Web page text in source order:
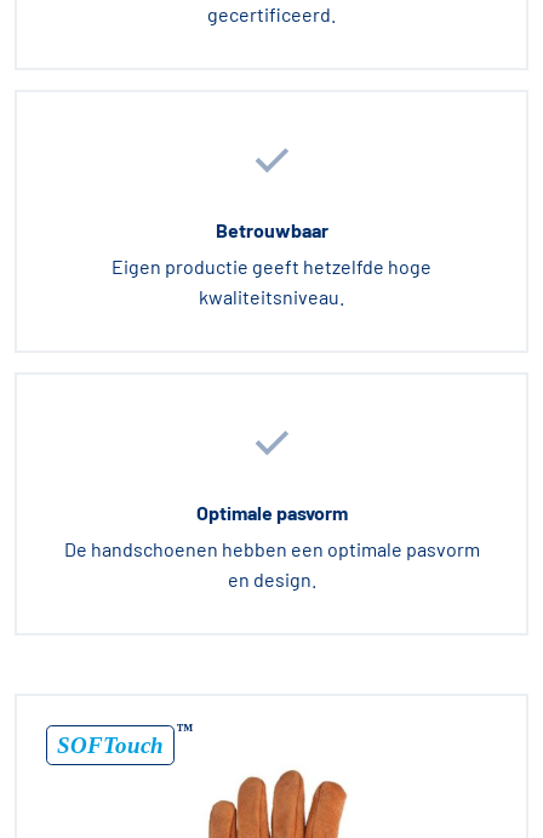
gecertificeerd.
Betrouwbaar
Eigen productie geeft hetzelfde hoge
kwaliteitsniveau.
Optimale pasvorm
De handschoenen hebben een optimale pasvorm
en design.
SOFTouch
™